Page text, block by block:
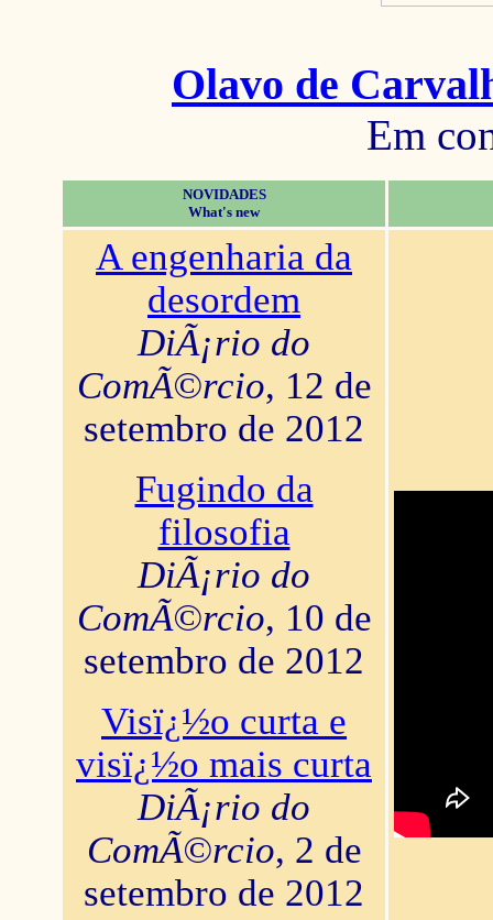
Olavo de
Em
NOVIDADES
What's new
A engenharia da
desordem
DiÃ¡rio do
ComÃ©rcio, 12 de
setembro de 2012
Fugindo da
filosofia
DiÃ¡rio do
ComÃ©rcio, 10 de
setembro de 2012
Visï¿½o curta e
visï¿½o mais curta
DiÃ¡rio do
ComÃ©rcio, 2 de
setembro de 2012